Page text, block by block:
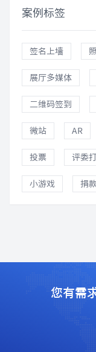
案例标签
签名上墙
展厅多媒体
二维码签到
微站 AR
投票 评委
小游戏 捐
您有需